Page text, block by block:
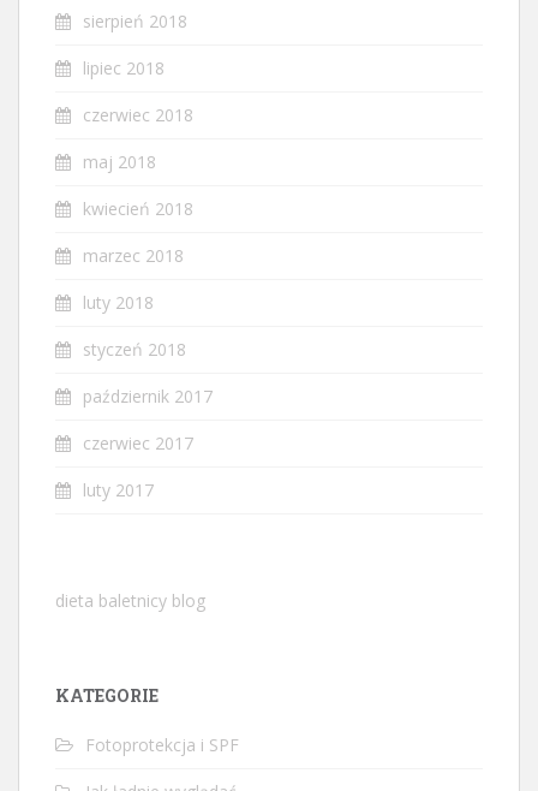
sierpień 2018
lipiec 2018
czerwiec 2018
maj 2018
kwiecień 2018
marzec 2018
luty 2018
styczeń 2018
październik 2017
czerwiec 2017
luty 2017
dieta baletnicy blog
KATEGORIE
Fotoprotekcja i SPF